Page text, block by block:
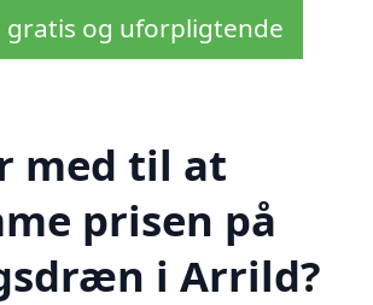
gratis og uforpligtende
med til at
prisen på
i Arrild?